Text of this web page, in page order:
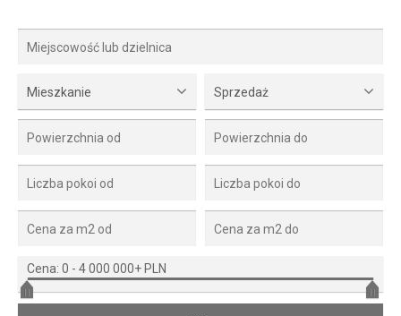
Mieszkanie Sprzedaż
Cena: 0 - 4 000 000+ PLN